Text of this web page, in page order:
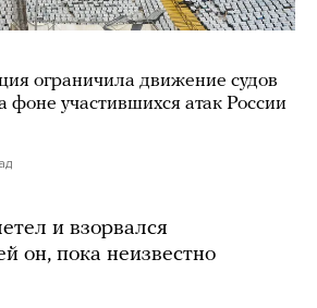
ограничила движение судов
участившихся атак России
и взорвался
он, пока неизвестно